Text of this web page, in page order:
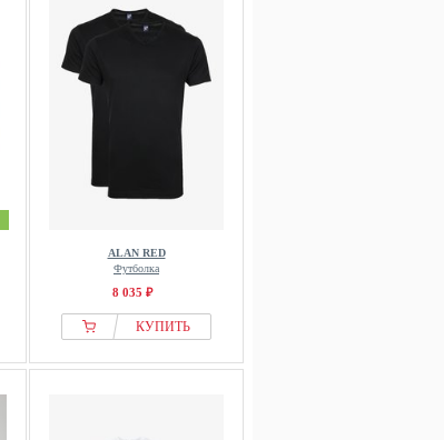
ALAN RED
Футболка
8 035 ₽
КУПИТЬ